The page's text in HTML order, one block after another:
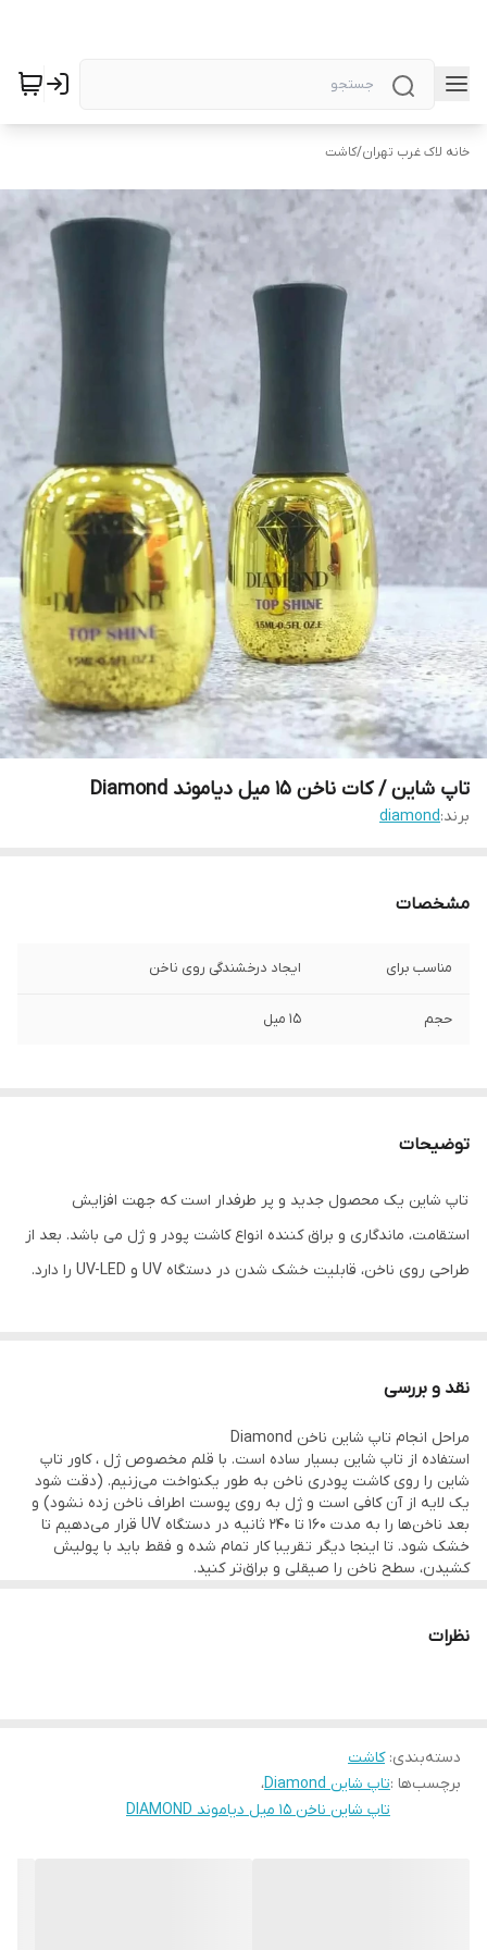
خانه لاک غرب تهران/کاشت
تاپ شاین / کات ناخن 15 میل دیاموند Diamond
برند:diamond
مشخصات
مناسب برای ایجاد درخشندگی روی ناخن
حجم 15 میل
توضیحات
تاپ شاین یک محصول جدید و پر طرفدار است که جهت افزایش
استقامت، ماندگاری و براق کننده انواع کاشت پودر و ژل می باشد. بعد از
طراحی روی ناخن، قابلیت خشک شدن در دستگاه UV و UV-LED را دارد.
نقد و بررسی
مراحل انجام تاپ شاین ناخن Diamond
استفاده از تاپ شاین بسیار ساده است. با قلم مخصوص ژل ، کاور تاپ
شاین را روی کاشت پودری ناخن به طور یکنواخت می‌زنیم. (دقت شود
یک لایه از آن کافی است و ژل به روی پوست اطراف ناخن زده نشود) و
بعد ناخن‌ها را به مدت ۱۶۰ تا ۲۴۰ ثانیه در دستگاه UV قرار می‌دهیم تا
خشک شود. تا اینجا دیگر تقریبا کار تمام شده و فقط باید با پولیش
کشیدن، سطح ناخن را صیقلی و براق‌تر کنید.
داد. اگر زیر تاپ شاین می‌خواهید که از دیزاین دائمی ناخن استفاده منید،
نظرات
دسته‌بندی:کاشت
برچسب‌ها :تاپ شاین Diamond
،
تاپ شاین ناخن 15 میل دیاموند DIAMOND